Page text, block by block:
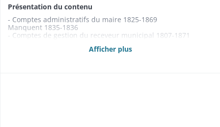
Présentation du contenu
- Comptes administratifs du maire 1825-1869
Manquent 1835-1836
- Comptes de gestion du receveur municipal 1807-1871
Afficher plus